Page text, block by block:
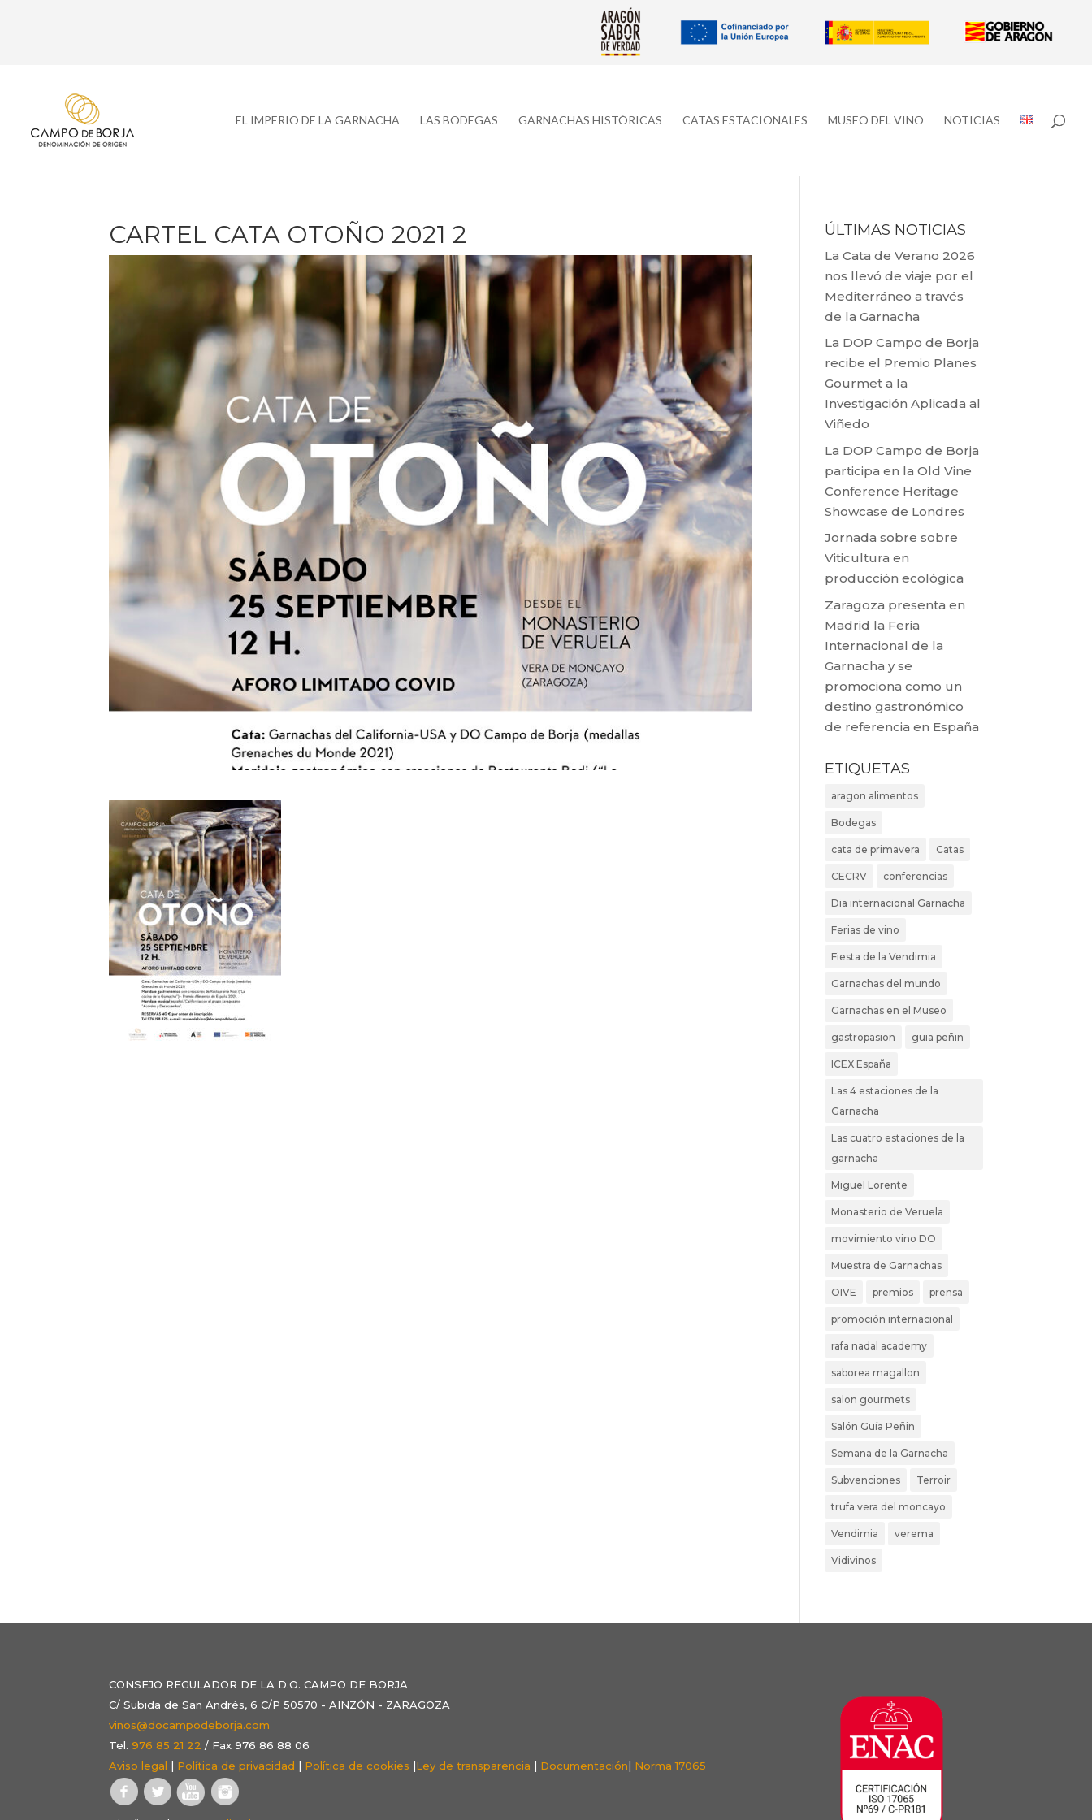
EL IMPERIO DE LA GARNACHA LAS BODEGAS GARNACHAS HISTÓRICAS CATAS ESTACIONALES MUSEO DEL VINO NOTICIAS
CARTEL CATA OTOÑO 2021 2 ÚLTIMAS NOTICIAS
La Cata de Verano 2026
nos llevó de viaje por el
Mediterráneo a través
de la Garnacha
La DOP Campo de Borja
recibe el Premio Planes
Gourmet a la
Investigación Aplicada al
Viñedo
La DOP Campo de Borja
participa en la Old Vine
Conference Heritage
Showcase de Londres
Jornada sobre sobre
Viticultura en
producción ecológica
Zaragoza presenta en
Madrid la Feria
Internacional de la
Garnacha y se
promociona como un
destino gastronómico
de referencia en España
ETIQUETAS
aragon alimentos
Bodegas
cata de primavera Catas
CECRV conferencias
Dia internacional Garnacha
Ferias de vino
Fiesta de la Vendimia
Garnachas del mundo
Garnachas en el Museo
gastropasion guia peñin
ICEX España
Las 4 estaciones de la
Garnacha
Las cuatro estaciones de la
garnacha
Miguel Lorente
Monasterio de Veruela
movimiento vino DO
Muestra de Garnachas
OIVE premios prensa
promoción internacional
rafa nadal academy
saborea magallon
salon gourmets
Salón Guía Peñin
Semana de la Garnacha
Subvenciones Terroir
trufa vera del moncayo
Vendimia verema
Vidivinos
CONSEJO REGULADOR DE LA D.O. CAMPO DE BORJA
C/ Subida de San Andrés, 6 C/P 50570 - AINZÓN - ZARAGOZA
vinos@docampodeborja.com
Tel.976 85 21 22 / Fax 976 86 88 06
Aviso legal | Política de privacidad | Política de cookies |Ley de transparencia | Documentación| Norma 17065